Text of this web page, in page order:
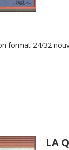
format 24/32
LA